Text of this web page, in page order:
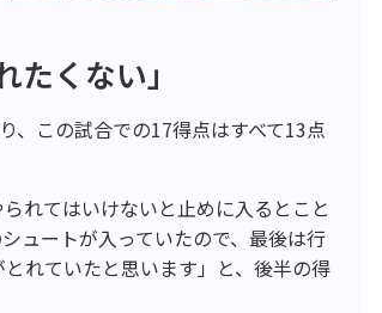
たくない」
、この試合での17得点はすべて13点
れてはいけないと止めに入るとこと
ュートが入っていたので、最後は行
れていたと思います」と、後半の得